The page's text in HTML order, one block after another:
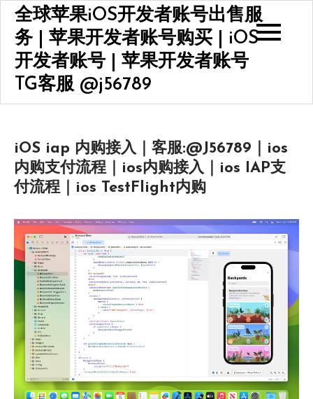
Skip
content
全球苹果iOS开发者账号出售服
务 | 苹果开发者账号购买 | iOS
开发者账号 | 苹果开发者账号
TG客服 @j56789
iOS iap 内购接入｜客服:@J56789｜ios
内购支付流程｜ios内购接入｜ios IAP支
付流程｜ios TestFlight内购